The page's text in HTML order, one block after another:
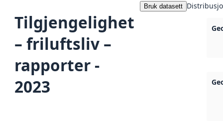
Tilgjengelighet
– friluftsliv –
rapporter -
2023
Bruk datasett